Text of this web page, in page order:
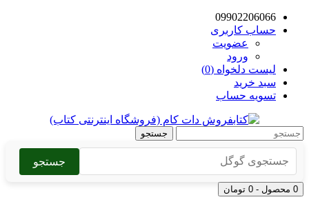
09902206066
حساب کاربری
عضویت
ورود
لیست دلخواه (0)
سبد خرید
تسویه حساب
جستجو
جستجو
0 محصول - 0 تومان